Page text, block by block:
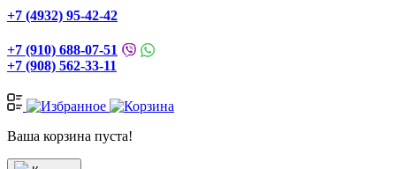
+7 (4932) 95-42-42
+7 (910) 688-07-51
+7 (908) 562-33-11
Ваша корзина пуста!